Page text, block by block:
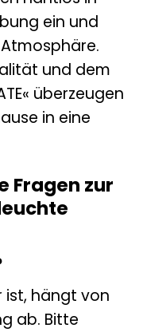
ein und
und dem
überzeugen
in eine
Fragen zur
ist, hängt von
ab. Bitte